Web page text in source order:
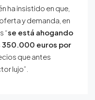
ha insistido en que,
y demanda, en
“se está ahogando
350.000 euros por
que antes
lujo”.